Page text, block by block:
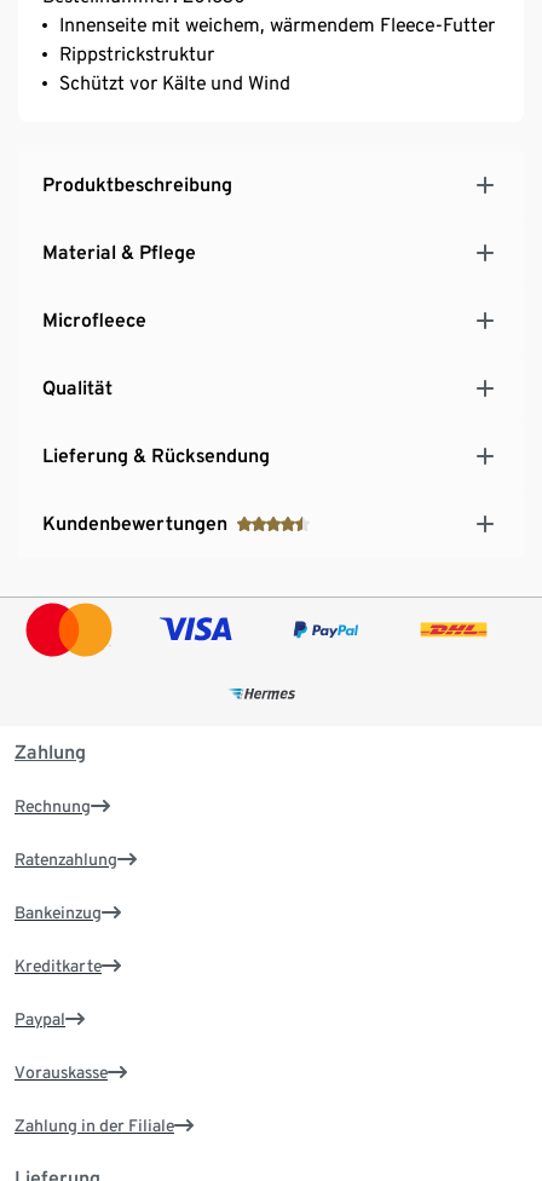
Innenseite mit weichem, wärmendem Fleece-Futter
Rippstrickstruktur
Schützt vor Kälte und Wind
Produktbeschreibung
Material & Pflege
Microfleece
Qualität
Lieferung & Rücksendung
Kundenbewertungen
Zahlung
Rechnung
Ratenzahlung
Bankeinzug
Kreditkarte
Paypal
Vorauskasse
Zahlung in der Filiale